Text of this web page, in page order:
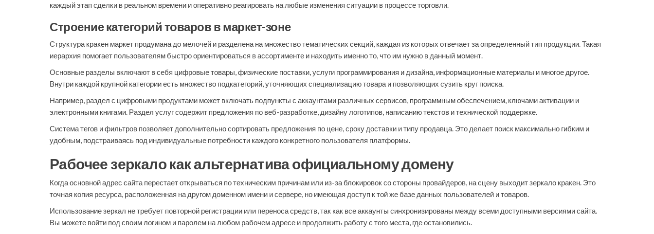
каждый этап сделки в реальном времени и оперативно реагировать на любые изменения ситуации в процессе торговли.
Строение категорий товаров в маркет-зоне
Структура кракен маркет продумана до мелочей и разделена на множество тематических секций, каждая из которых отвечает за определенный тип продукции. Такая
иерархия помогает пользователям быстро ориентироваться в ассортименте и находить именно то, что им нужно в данный момент.
Основные разделы включают в себя цифровые товары, физические поставки, услуги программирования и дизайна, информационные материалы и многое другое.
Внутри каждой крупной категории есть множество подкатегорий, уточняющих специализацию товара и позволяющих сузить круг поиска.
Например, раздел с цифровыми продуктами может включать подпункты с аккаунтами различных сервисов, программным обеспечением, ключами активации и
электронными книгами. Раздел услуг содержит предложения по веб-разработке, дизайну логотипов, написанию текстов и технической поддержке.
Система тегов и фильтров позволяет дополнительно сортировать предложения по цене, сроку доставки и типу продавца. Это делает поиск максимально гибким и
удобным, подстраиваясь под индивидуальные потребности каждого конкретного пользователя платформы.
Рабочее зеркало как альтернатива официальному домену
Когда основной адрес сайта перестает открываться по техническим причинам или из-за блокировок со стороны провайдеров, на сцену выходит зеркало кракен. Это
точная копия ресурса, расположенная на другом доменном имени и сервере, но имеющая доступ к той же базе данных пользователей и товаров.
Использование зеркал не требует повторной регистрации или переноса средств, так как все аккаунты синхронизированы между всеми доступными версиями сайта.
Вы можете войти под своим логином и паролем на любом рабочем адресе и продолжить работу с того места, где остановились.